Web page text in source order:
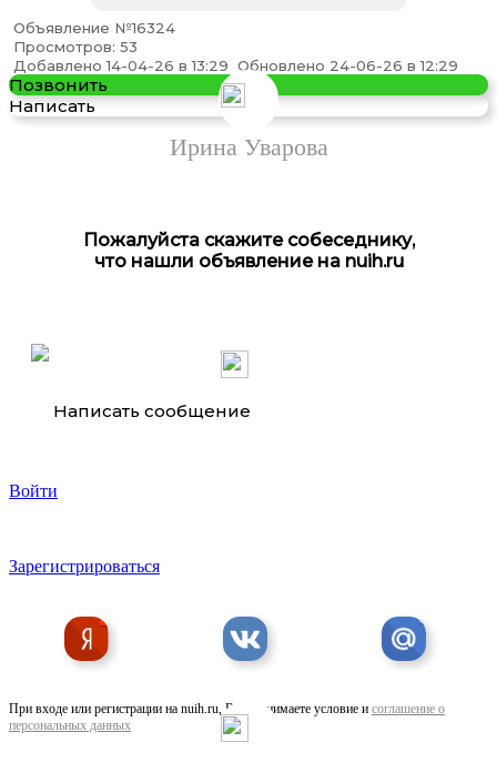
Объявление №16324
Просмотров: 53
Добавлено 14-04-26 в 13:29 Обновлено 24-06-26 в 12:29
Позвонить
Написать
Ирина Уварова
Пожалуйста скажите собеседнику,
что нашли объявление на nuih.ru
Написать сообщение
Войти
Зарегистрироваться
При входе или регистрации на nuih.ru, Вы принимаете условие и соглашение о
персональных данных